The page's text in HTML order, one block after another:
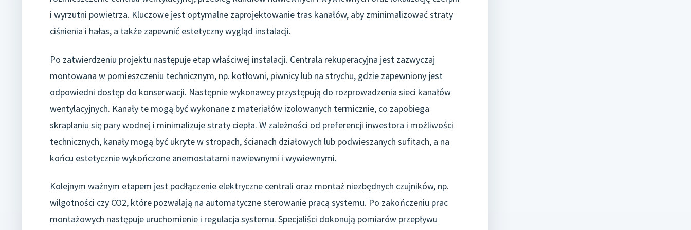
i wyrzutni powietrza. Kluczowe jest optymalne zaprojektowanie tras kanałów, aby zminimalizować straty
ciśnienia i hałas, a także zapewnić estetyczny wygląd instalacji.
Po zatwierdzeniu projektu następuje etap właściwej instalacji. Centrala rekuperacyjna jest zazwyczaj
montowana w pomieszczeniu technicznym, np. kotłowni, piwnicy lub na strychu, gdzie zapewniony jest
odpowiedni dostęp do konserwacji. Następnie wykonawcy przystępują do rozprowadzenia sieci kanałów
wentylacyjnych. Kanały te mogą być wykonane z materiałów izolowanych termicznie, co zapobiega
skraplaniu się pary wodnej i minimalizuje straty ciepła. W zależności od preferencji inwestora i możliwości
technicznych, kanały mogą być ukryte w stropach, ścianach działowych lub podwieszanych sufitach, a na
końcu estetycznie wykończone anemostatami nawiewnymi i wywiewnymi.
Kolejnym ważnym etapem jest podłączenie elektryczne centrali oraz montaż niezbędnych czujników, np.
wilgotności czy CO2, które pozwalają na automatyczne sterowanie pracą systemu. Po zakończeniu prac
montażowych następuje uruchomienie i regulacja systemu. Specjaliści dokonują pomiarów przepływu